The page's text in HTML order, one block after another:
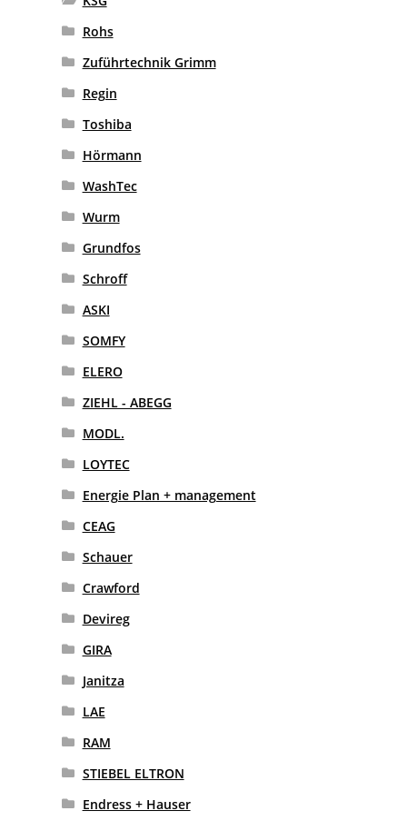
Rohs
Zuführtechnik Grimm
Regin
Toshiba
Hörmann
WashTec
Wurm
Grundfos
Schroff
ASKI
SOMFY
ELERO
ZIEHL - ABEGG
MODL.
LOYTEC
Energie Plan + management
CEAG
Schauer
Crawford
Devireg
GIRA
Janitza
LAE
RAM
STIEBEL ELTRON
Endress + Hauser